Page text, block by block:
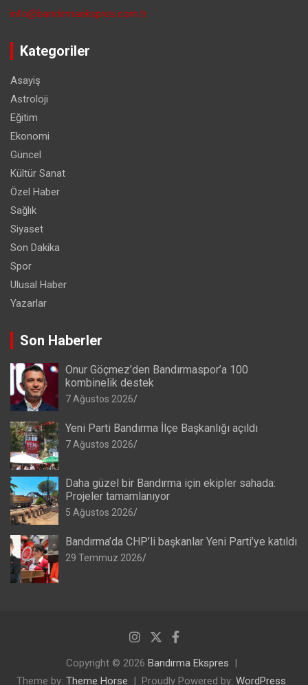
info@bandirmaekspres.com.tr
Kategoriler
Asayiş
Astroloji
Eğitim
Ekonomi
Güncel
Kültür Sanat
Özel Haber
Sağlık
Siyaset
Son Dakika
Spor
Ulusal Haber
Yazarlar
Son Haberler
Onur Göçmez’den Bandırmaspor’a 100
kombinelik destek
7 Ağustos 2026
Yeni Parti Bandırma İlçe Başkanlığı açıldı
7 Ağustos 2026
Daha güzel bir Bandırma için ekipler sahada:
Projeler tamamlanıyor
5 Ağustos 2026
Bandırma’da CHP’li başkanlar Yeni Parti’ye katıldı
29 Temmuz 2026
Copyright © 2026 Bandırma Ekspres
Theme by: Theme Horse Proudly Powered by: WordPress